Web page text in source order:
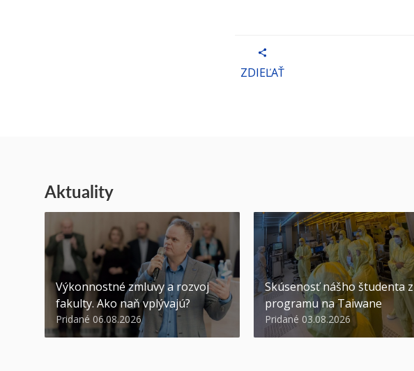
ZDIEĽAŤ
Aktuality
Výkonnostné zmluvy a rozvoj
fakulty. Ako naň vplývajú?
Pridané 06.08.2026
Skúsenosť nášho študenta z
programu na Taiwane
Pridané 03.08.2026